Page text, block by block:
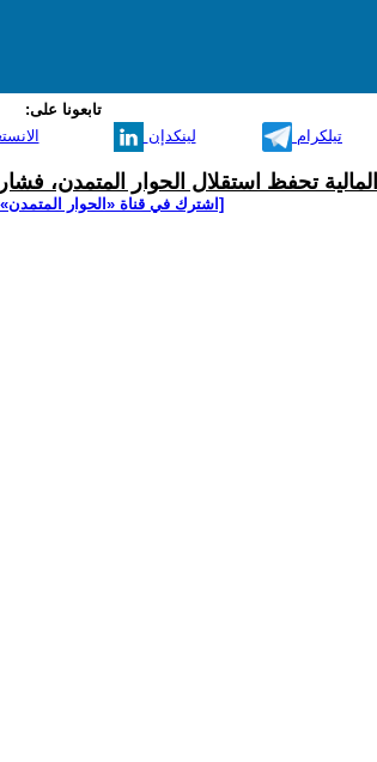
تابعونا على:
لينكدإن تيلكرام
تحفظ استقلال الحوار المتمدن،
[اشترك في قناة ‫«الحوار